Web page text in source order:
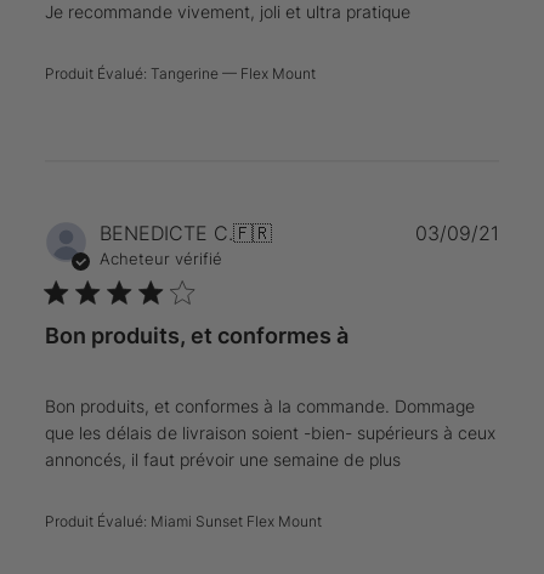
Je recommande vivement, joli et ultra pratique
Produit Évalué: Tangerine — Flex Mount
BENEDICTE C.🇫🇷
Acheteur vérifié
Bon produits, et conformes à
Bon produits, et conformes à la commande. Dommage
que les délais de livraison soient -bien- supérieurs à ceux
annoncés, il faut prévoir une semaine de plus
Produit Évalué: Miami Sunset Flex Mount
03/09/21